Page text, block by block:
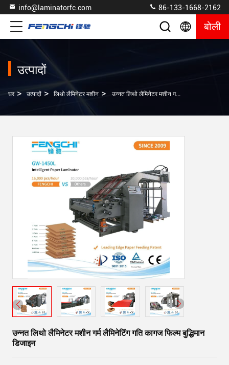
info@laminatorfc.com 86-133-1668-2162
बोली
उत्पादों
घर > उत्पादों > लिथो लैमिनेटर मशीन > उन्नत लिथो लैमिनेटर मशीन गर्म लैमिनेटिंग गति कागज फिल्म बुद्धिमान डिजाइन
उन्नत लिथो लैमिनेटर मशीन गर्म लैमिनेटिंग गति कागज फिल्म बुद्धिमान
डिजाइन